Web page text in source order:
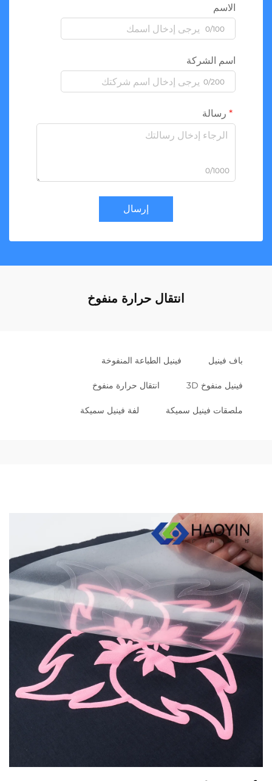
الاسم
0/100
اسم الشركة
0/200
رسالة
0/1000
إرسال
انتقال حرارة منفوخ
باف فينيل فينيل الطباعة المنفوخة
فينيل منفوخ 3D انتقال حرارة منفوخ
ملصقات فينيل سميكة لفة فينيل سميكة